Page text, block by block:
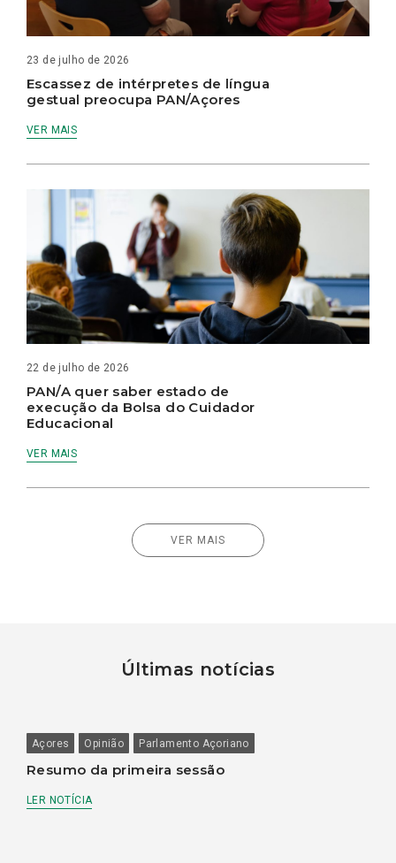
23 de julho de 2026
Escassez de intérpretes de língua
gestual preocupa PAN/Açores
VER MAIS
22 de julho de 2026
PAN/A quer saber estado de
execução da Bolsa do Cuidador
Educacional
VER MAIS
VER MAIS
Últimas notícias
Açores Opinião Parlamento Açoriano
Resumo da primeira sessão
LER NOTÍCIA